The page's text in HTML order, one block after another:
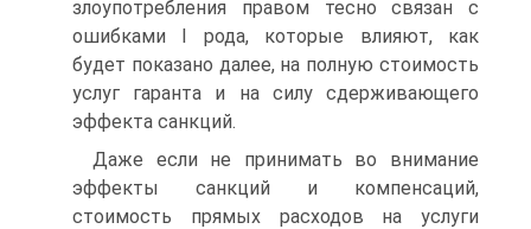
злоупотребления правом тесно связан с
ошибками I рода, которые влияют, как
будет показано далее, на полную стоимость
услуг гаранта и на силу сдерживающего
эффекта санкций.
Даже если не принимать во внимание
эффекты санкций и компенсаций,
стоимость прямых расходов на услуги